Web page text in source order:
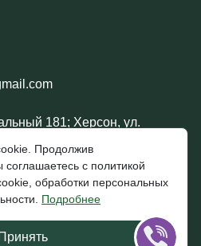
181; Херсон, ул.
Продолжив
с политикой
обработки персональных
Подробнее
Принять